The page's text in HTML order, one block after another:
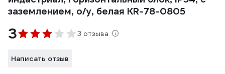
заземлением, о/у, белая KR-78-0805
3 3 отзыва
Написать отзыв